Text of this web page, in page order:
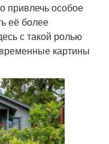
привлечь особое
её более
с такой ролью
картины